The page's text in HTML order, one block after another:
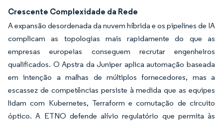
Crescente Complexidade da Rede
A expansão desordenada da nuvem híbrida e os pipelines de IA
complicam as topologias mais rapidamente do que as
empresas europeias conseguem recrutar engenheiros
qualificados. O Apstra da Juniper aplica automação baseada
em intenção a malhas de múltiplos fornecedores, mas a
escassez de competências persiste à medida que as equipes
lidam com Kubernetes, Terraform e comutação de circuito
óptico. A ETNO defende alívio regulatório que permita às